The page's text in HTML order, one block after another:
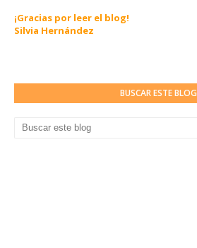
¡Gracias por leer el blog!
Silvia Hernández
BUSCAR ESTE BLOG